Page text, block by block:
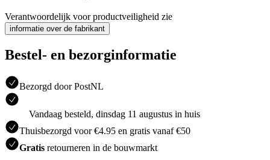
Verantwoordelijk voor productveiligheid zie
informatie over de fabrikant
Bestel- en bezorginformatie
Bezorgd door PostNL
Vandaag besteld, dinsdag 11 augustus in huis
Thuisbezorgd voor €4.95 en gratis vanaf €50
Gratis retourneren in de bouwmarkt